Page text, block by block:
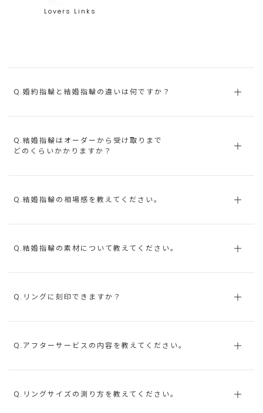
Lovers Links
Q.婚約指輪と結婚指輪の違いは何ですか？
Q.結婚指輪はオーダーから受け取りまで
どのくらいかかりますか？
Q.結婚指輪の相場感を教えてください。
Q.結婚指輪の素材について教えてください。
Q.リングに刻印できますか？
Q.アフターサービスの内容を教えてください。
Q.リングサイズの測り方を教えてください。